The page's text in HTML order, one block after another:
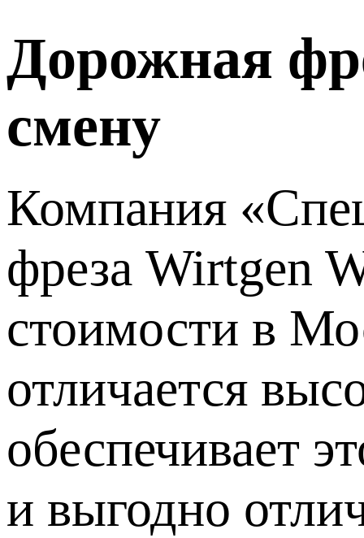
Дорожная
смену
Компания
фреза Wirtgen
стоимости в
отличается
обеспечивает
и выгодно